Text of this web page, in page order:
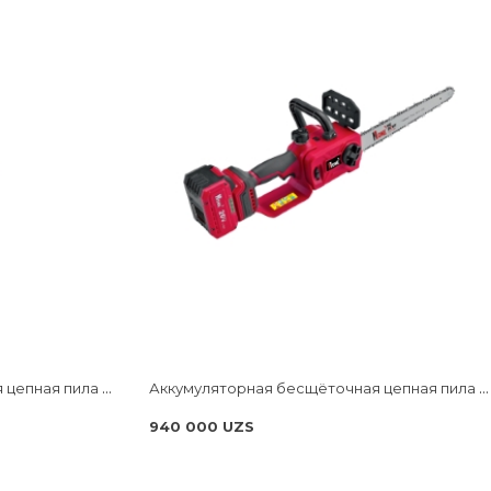
Аккумуляторная бесщёточная цепная пила NUMBER ONE ECS20/3.0-PRO ONE ENERGY Аккумуляторная бесщёточная цепная пила NUMBER ONE ECS18/3.0-PRO-B ONE ENERGY
940 000 UZS